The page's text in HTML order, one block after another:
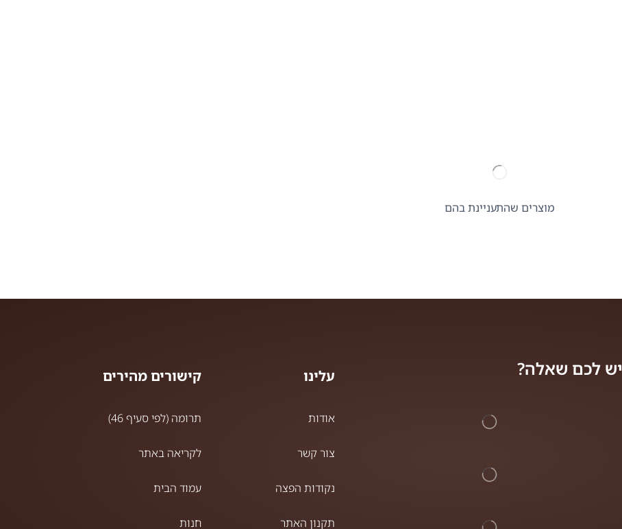
מוצרים שהתעניינת בהם
יש לכם שאלה? עלינו
אודות
צור קשר
נקודות הפצה
תקנון האתר
קישורים מהירים
תרומה (לפי סעיף 46)
לקריאה באתר
עמוד הבית
חנות